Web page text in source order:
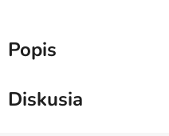
Popis
Diskusia